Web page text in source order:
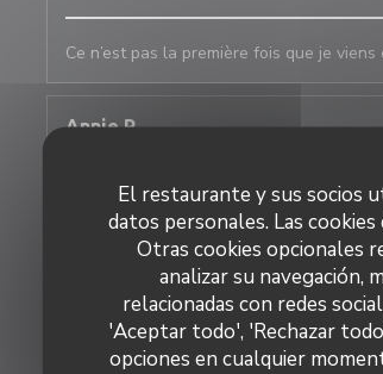
El restaurante y sus socios
datos personales. Las
Otras cookies opcionales
analizar su navegación,
relacionadas con redes
'Aceptar todo', 'Rechazar
opciones en cualquier
Ce n’est pas la première fois que je
Annie R
C'était parfait, comme d'habitude
LE GRAET G
2026-07-29- 19:00 - Invitados 6